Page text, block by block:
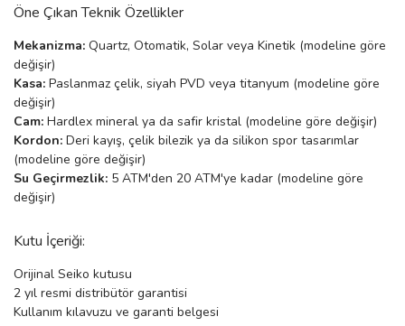
Öne Çıkan Teknik Özellikler
Mekanizma: Quartz, Otomatik, Solar veya Kinetik (modeline göre
değişir)
Kasa: Paslanmaz çelik, siyah PVD veya titanyum (modeline göre
değişir)
Cam: Hardlex mineral ya da safir kristal (modeline göre değişir)
Kordon: Deri kayış, çelik bilezik ya da silikon spor tasarımlar
(modeline göre değişir)
Su Geçirmezlik: 5 ATM'den 20 ATM'ye kadar (modeline göre
değişir)
Kutu İçeriği:
Orijinal Seiko kutusu
2 yıl resmi distribütör garantisi
Kullanım kılavuzu ve garanti belgesi